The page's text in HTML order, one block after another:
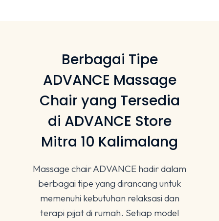
Berbagai Tipe
ADVANCE Massage
Chair yang Tersedia
di ADVANCE Store
Mitra 10 Kalimalang
Massage chair ADVANCE hadir dalam
berbagai tipe yang dirancang untuk
memenuhi kebutuhan relaksasi dan
terapi pijat di rumah. Setiap model